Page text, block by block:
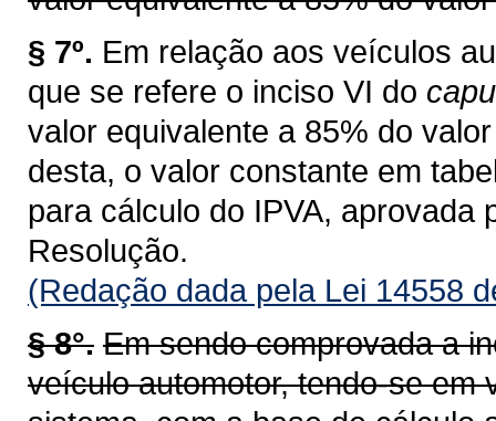
§ 7º. Em relação aos veículos
que se refere o inciso VI do
valor equivalente a 85% do
desta, o valor constante em
para cálculo do IPVA, aprovada
Resolução.
(Redação dada pela Lei 14558
§ 8°. Em sendo comprovada a
veículo automotor, tendo-se em